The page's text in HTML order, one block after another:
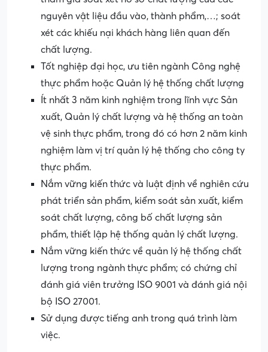
nguyên vật liệu đầu vào, thành phẩm,…; soát
xét các khiếu nại khách hàng liên quan đến
chất lượng.
Tốt nghiệp đại học, ưu tiên ngành Công nghệ
thực phẩm hoặc Quản lý hệ thống chất lượng
Ít nhất 3 năm kinh nghiệm trong lĩnh vực Sản
xuất, Quản lý chất lượng và hệ thống an toàn
vệ sinh thực phẩm, trong đó có hơn 2 năm kinh
nghiệm làm vị trí quản lý hệ thống cho công ty
thực phẩm.
Nắm vững kiến thức và luật định về nghiên cứu
phát triển sản phẩm, kiểm soát sản xuất, kiểm
soát chất lượng, công bố chất lượng sản
phẩm, thiết lập hệ thống quản lý chất lượng.
Nắm vững kiến thức về quản lý hệ thống chất
lượng trong ngành thực phẩm; có chứng chỉ
đánh giá viên trưởng ISO 9001 và đánh giá nội
bộ ISO 27001.
Sử dụng được tiếng anh trong quá trình làm
việc.